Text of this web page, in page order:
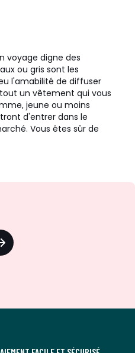
voyage digne des
ou gris sont les
l'amabilité de diffuser
un vêtement qui vous
jeune ou moins
d'entrer dans le
Vous êtes sûr de